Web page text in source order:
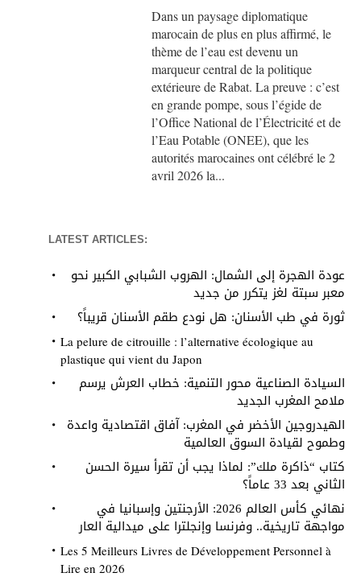
Dans un paysage diplomatique
marocain de plus en plus affirmé, le
thème de l’eau est devenu un
marqueur central de la politique
extérieure de Rabat. La preuve : c’est
en grande pompe, sous l’égide de
l’Office National de l’Électricité et de
l’Eau Potable (ONEE), que les
autorités marocaines ont célébré le 2
avril 2026 la...
LATEST ARTICLES:
عودة الهجرة إلى الشمال: الهروب الشبابي الكبير نحو
معبر سبتة لغز يتكرر من جديد
ثورة في طب الأسنان: هل نودع طقم الأسنان قريباً؟
La pelure de citrouille : l’alternative écologique au
plastique qui vient du Japon
السيادة الصناعية محور التنمية: خطاب العرش يرسم
ملامح المغرب الجديد
الهيدروجين الأخضر في المغرب: آفاق اقتصادية واعدة
وطموح لقيادة السوق العالمية
كتاب “ذاكرة ملك”: لماذا يجب أن تقرأ سيرة الحسن
الثاني بعد 33 عاماً؟
نهائي كأس العالم 2026: الأرجنتين وإسبانيا في
مواجهة تاريخية.. وفرنسا وإنجلترا على ميدالية العار
Les 5 Meilleurs Livres de Développement Personnel à
Lire en 2026